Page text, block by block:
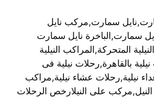
سمارت,مركب نايل
سمارت,الباخرة نايل سمارت
المتحركة,المراكب النيلية
بالقاهرة,رحلات نيلية فى
نيلية,رحلات عشاء نيلية,مراكب
على النيلارخص الرحلات